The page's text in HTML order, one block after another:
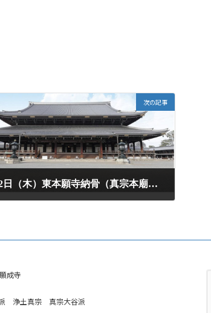
次の記事
10月22日（木）東本願寺納骨（真宗本廟収骨）ツアー参加募集
成寺
浄土真宗 真宗大谷派